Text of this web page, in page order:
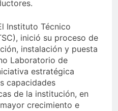
Instituto Técnico
inició su proceso de
instalación y puesta
Laboratorio de
estratégica
capacidades
de la institución, en
crecimiento e